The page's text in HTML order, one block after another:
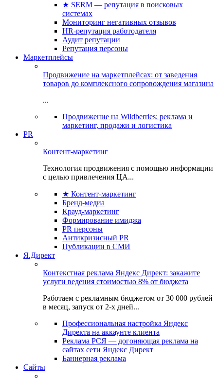
★ SERM — репутация в поисковых
системах
Мониторинг негативных отзывов
HR-репутация работодателя
Аудит репутации
Репутация персоны
Маркетплейсы
Продвижение на маркетплейсах: от заведения
товаров до комплексного сопровождения магазина
...
Продвижение на Wildberries: реклама и
маркетинг, продажи и логистика
PR
Контент-маркетинг
Технология продвижения с помощью информации
с целью привлечения ЦА...
★ Контент-маркетинг
Бренд-медиа
Крауд-маркетинг
Формирование имиджа
PR персоны
Антикризисный PR
Публикации в СМИ
Я.Директ
Контекстная реклама Яндекс Директ: закажите
услуги ведения стоимостью 8% от бюджета
Работаем с рекламным бюджетом от 30 000 рублей
в месяц, запуск от 2-х дней...
Профессиональная настройка Яндекс
Директа на аккаунте клиента
Реклама РСЯ — догоняющая реклама на
сайтах сети Яндекс Директ
Баннерная реклама
Сайты